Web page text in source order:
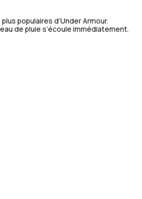
populaires d’Under Armour.
de pluie s’écoule immédiatement.